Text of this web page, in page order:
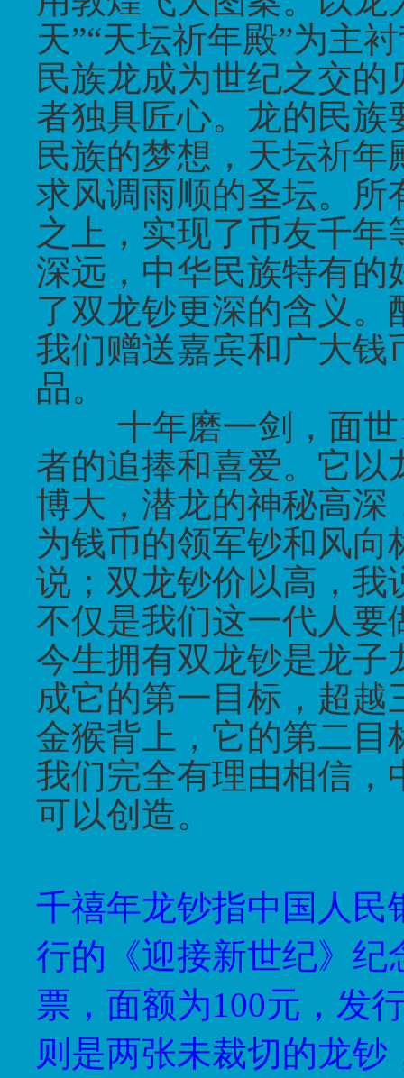
天”“天坛祈年殿”为主
民族龙成为世纪之交
者独具匠心。龙的民族
民族的梦想，天坛祈
求风调雨顺的圣坛。所
之上，实现了币友千
深远，中华民族特有的
了双龙钞更深的含义
我们赠送嘉宾和广大钱
品。
十年磨一剑，面世
者的追捧和喜爱。它以
博大，潜龙的神秘高深
为钱币的领军钞和风
说；双龙钞价以高，我
不仅是我们这一代人要
今生拥有双龙钞是龙子
成它的第一目标，超
金猴背上，它的第二目
我们完全有理由相信，
可以创造。
千禧年龙钞指中国人民
行的《迎接新世纪》纪
票，面额为100元，发
则是两张未裁切的龙钞